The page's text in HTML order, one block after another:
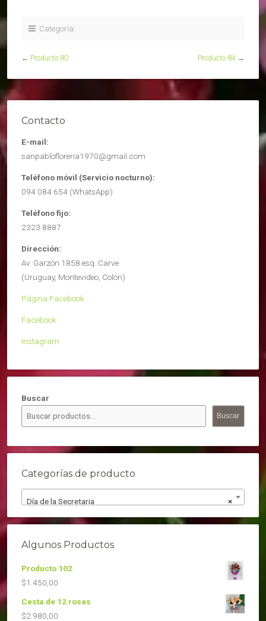
Categoría:
← Producto 80 Producto 84 →
Contacto
E-mail:
sanpablofloreria1970@gmail.com
Teléfono móvil (Servicio nocturno):
094 084 654 (WhatsApp)
Teléfono fijo:
2323 8887
Dirección:
Av. Garzón 1858 esq. Carve
(Uruguay, Montevideo, Colón)
Página Facebook
Facebook
Instagram
Buscar
Buscar
Categorías de producto
×
Día de la Secretaria
Algunos Productos
Producto 102
$1.450,00
Cesta de 12 rosas
$2.980,00